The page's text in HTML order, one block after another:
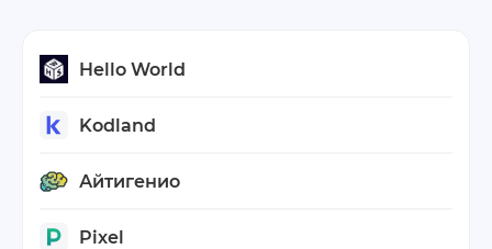
Hello World
Kodland
Айтигенио
Pixel